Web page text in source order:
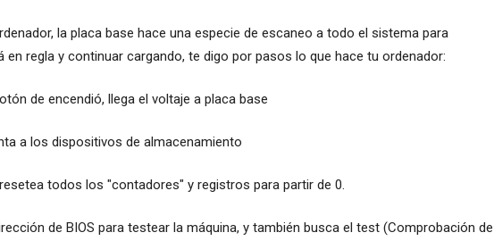
la placa base hace una especie de escaneo a todo el sistema para
regla y continuar cargando, te digo por pasos lo que hace tu ordenador:
de encendió, llega el voltaje a placa base
a los dispositivos de almacenamiento
todos los "contadores" y registros para partir de 0.
de BIOS para testear la máquina, y también busca el test (Comprobación de